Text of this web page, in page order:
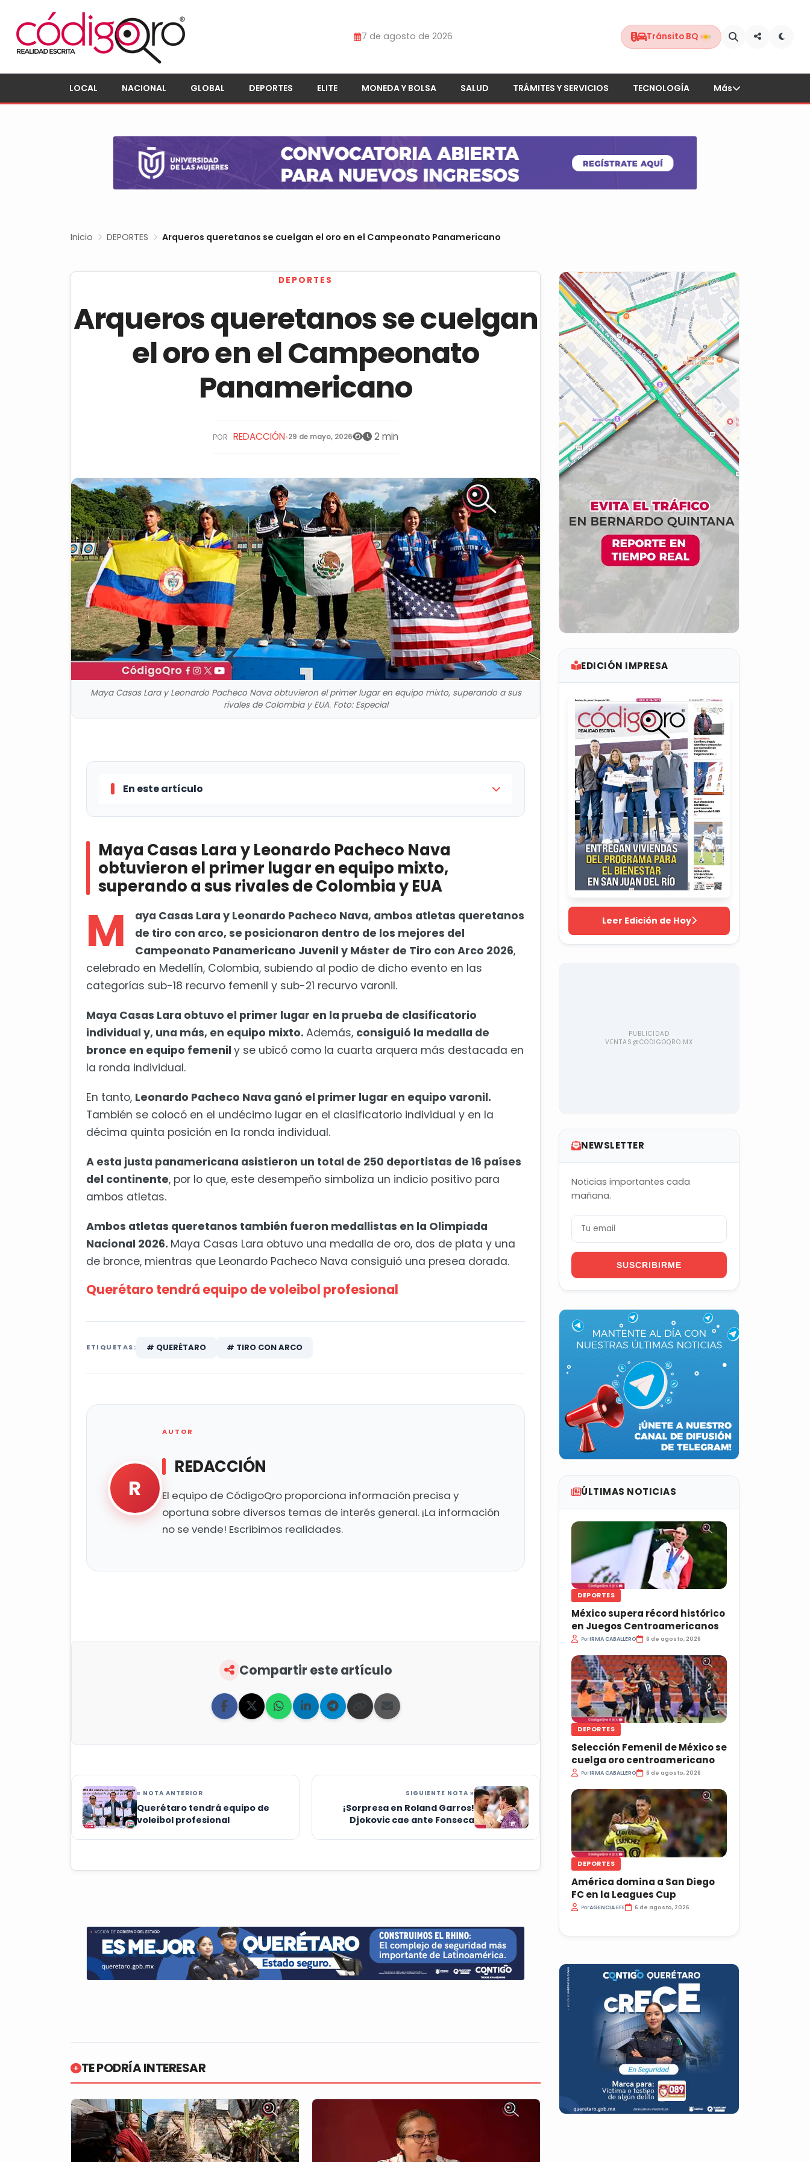
7 de agosto de 2026 Tránsito BQ
LOCAL NACIONAL GLOBAL DEPORTES ELITE MONEDA Y BOLSA SALUD TRÁMITES Y SERVICIOS TECNOLOGÍA Más
Inicio DEPORTES Arqueros queretanos se cuelgan el oro en el Campeonato Panamericano
DEPORTES
Arqueros queretanos se cuelgan
el oro en el Campeonato
Panamericano
POR REDACCIÓN•29 de mayo, 2026 2 min
Maya Casas Lara y Leonardo Pacheco Nava obtuvieron el primer lugar en equipo mixto, superando a sus
rivales de Colombia y EUA. Foto: Especial
En este artículo
Querétaro tendrá equipo de voleibol profesional
Maya Casas Lara y Leonardo Pacheco Nava
obtuvieron el primer lugar en equipo mixto,
superando a sus rivales de Colombia y EUA
M
aya Casas Lara y Leonardo Pacheco Nava, ambos atletas queretanos
de tiro con arco, se posicionaron dentro de los mejores del
Campeonato Panamericano Juvenil y Máster de Tiro con Arco 2026,
celebrado en Medellín, Colombia, subiendo al podio de dicho evento en las
categorías sub-18 recurvo femenil y sub-21 recurvo varonil.
Maya Casas Lara obtuvo el primer lugar en la prueba de clasificatorio
individual y, una más, en equipo mixto. Además, consiguió la medalla de
bronce en equipo femenil y se ubicó como la cuarta arquera más destacada en
la ronda individual.
En tanto, Leonardo Pacheco Nava ganó el primer lugar en equipo varonil.
También se colocó en el undécimo lugar en el clasificatorio individual y en la
décima quinta posición en la ronda individual.
A esta justa panamericana asistieron un total de 250 deportistas de 16 países
del continente, por lo que, este desempeño simboliza un indicio positivo para
ambos atletas.
Ambos atletas queretanos también fueron medallistas en la Olimpiada
Nacional 2026. Maya Casas Lara obtuvo una medalla de oro, dos de plata y una
de bronce, mientras que Leonardo Pacheco Nava consiguió una presea dorada.
Querétaro tendrá equipo de voleibol profesional
ETIQUETAS: # QUERÉTARO # TIRO CON ARCO
R
AUTOR
REDACCIÓN
El equipo de CódigoQro proporciona información precisa y
oportuna sobre diversos temas de interés general. ¡La información
no se vende! Escribimos realidades.
Compartir este artículo
« NOTA ANTERIOR
Querétaro tendrá equipo de
voleibol profesional
SIGUIENTE NOTA »
¡Sorpresa en Roland Garros!
Djokovic cae ante Fonseca
TE PODRÍA INTERESAR
EDICIÓN IMPRESA
Leer Edición de Hoy
NEWSLETTER
Noticias importantes cada
mañana.
SUSCRIBIRME
ÚLTIMAS NOTICIAS
DEPORTES
México supera récord histórico
en Juegos Centroamericanos
PorIRMA CABALLERO 6 de agosto, 2026
DEPORTES
Selección Femenil de México se
cuelga oro centroamericano
PorIRMA CABALLERO 6 de agosto, 2026
DEPORTES
América domina a San Diego
FC en la Leagues Cup
PorAGENCIA EFE 6 de agosto, 2026